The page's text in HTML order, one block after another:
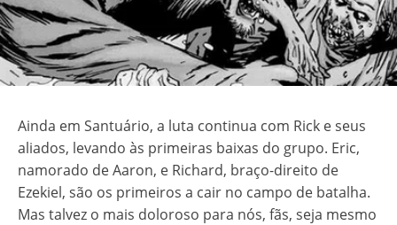
Ainda em Santuário, a luta continua com Rick e seus
aliados, levando às primeiras baixas do grupo. Eric,
namorado de Aaron, e Richard, braço-direito de
Ezekiel, são os primeiros a cair no campo de batalha.
Mas talvez o mais doloroso para nós, fãs, seja mesmo